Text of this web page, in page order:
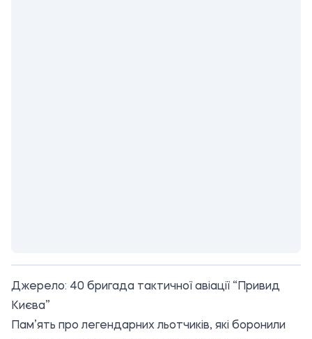
Джерело: 40 бригада тактичної авіації “Привид
Києва”
Пам’ять про легендарних льотчиків, які боронили